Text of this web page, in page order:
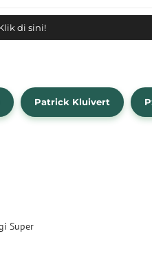
di sini!
Patrick Kluivert
Super